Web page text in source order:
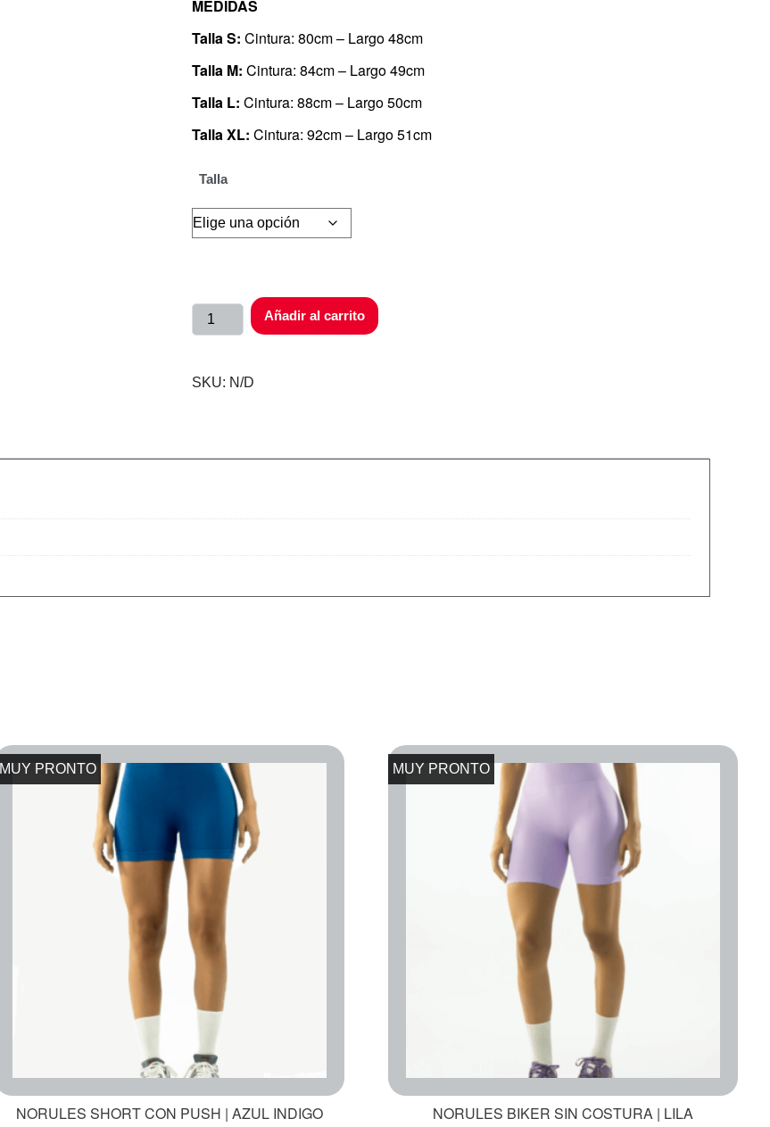
MEDIDAS
Talla S: Cintura: 80cm – Largo 48cm
Talla M: Cintura: 84cm – Largo 49cm
Talla L: Cintura: 88cm – Largo 50cm
Talla XL: Cintura: 92cm – Largo 51cm
Talla
Añadir al carrito
SKU: N/D
MUY PRONTO
NORULES SHORT CON PUSH | AZUL INDIGO
MUY PRONTO
NORULES BIKER SIN COSTURA | LILA